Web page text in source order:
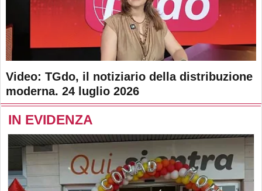
Video: TGdo, il notiziario della distribuzione
moderna. 24 luglio 2026
IN EVIDENZA